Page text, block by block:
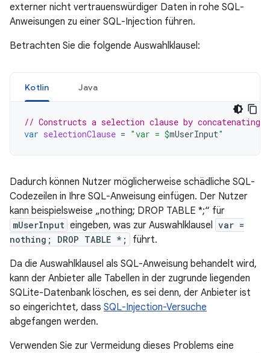
externer nicht vertrauenswürdiger Daten in rohe SQL-
Anweisungen zu einer SQL-Injection führen.
Betrachten Sie die folgende Auswahlklausel:
Kotlin Java
// Constructs a selection clause by concatenating
var selectionClause = "var = $mUserInput"
Dadurch können Nutzer möglicherweise schädliche SQL-
Codezeilen in Ihre SQL-Anweisung einfügen. Der Nutzer
kann beispielsweise „nothing; DROP TABLE *;“ für
mUserInput eingeben, was zur Auswahlklausel
var =
nothing; DROP TABLE *;
führt.
Da die Auswahlklausel als SQL-Anweisung behandelt wird,
kann der Anbieter alle Tabellen in der zugrunde liegenden
SQLite-Datenbank löschen, es sei denn, der Anbieter ist
so eingerichtet, dass SQL-Injection-Versuche
abgefangen werden.
Verwenden Sie zur Vermeidung dieses Problems eine